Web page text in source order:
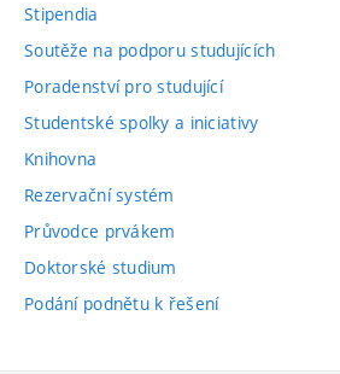
Stipendia
Soutěže na podporu studujících
Poradenství pro studující
Studentské spolky a iniciativy
Knihovna
Rezervační systém
Průvodce prvákem
Doktorské studium
Podání podnětu k řešení